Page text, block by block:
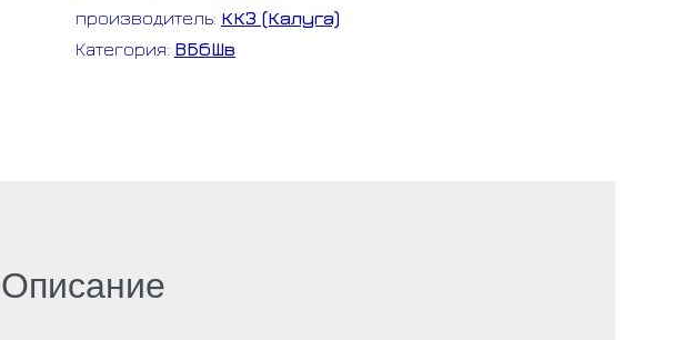
производитель: ККЗ (Калуга)
Категория: ВБбШв
Описание